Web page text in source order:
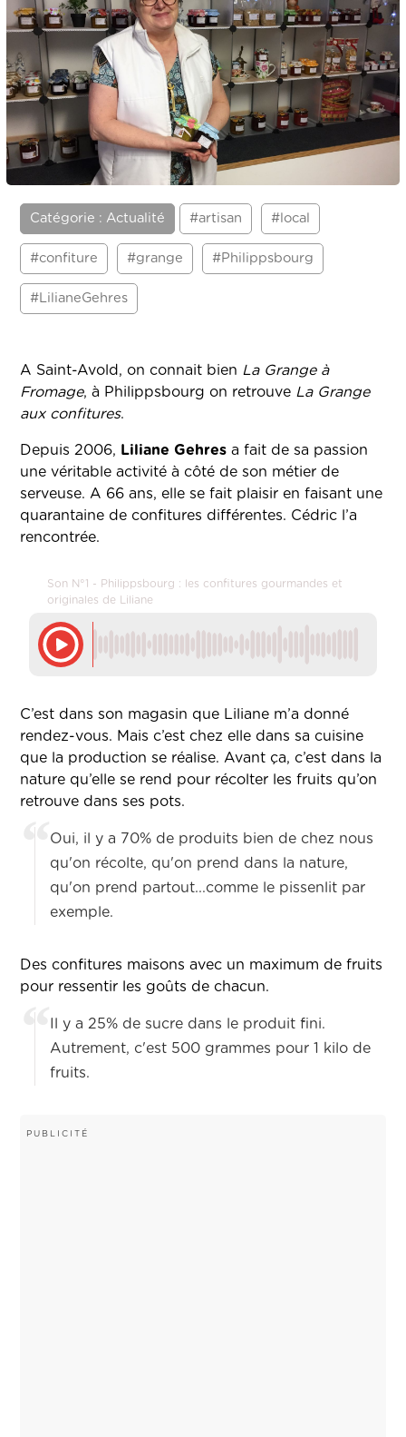
Catégorie : Actualité #artisan #local
#confiture #grange #Philippsbourg
#LilianeGehres
A Saint-Avold, on connait bien La Grange à
Fromage, à Philippsbourg on retrouve La Grange
aux confitures.
Depuis 2006, Liliane Gehres a fait de sa passion
une véritable activité à côté de son métier de
serveuse. A 66 ans, elle se fait plaisir en faisant une
quarantaine de confitures différentes. Cédric l’a
rencontrée.
Son N°1 - Philippsbourg : les confitures gourmandes et
originales de Liliane
C’est dans son magasin que Liliane m’a donné
rendez-vous. Mais c’est chez elle dans sa cuisine
que la production se réalise. Avant ça, c’est dans la
nature qu’elle se rend pour récolter les fruits qu’on
retrouve dans ses pots.
Oui, il y a 70% de produits bien de chez nous
qu'on récolte, qu'on prend dans la nature,
qu'on prend partout...comme le pissenlit par
exemple.
Des confitures maisons avec un maximum de fruits
pour ressentir les goûts de chacun.
Il y a 25% de sucre dans le produit fini.
Autrement, c'est 500 grammes pour 1 kilo de
fruits.